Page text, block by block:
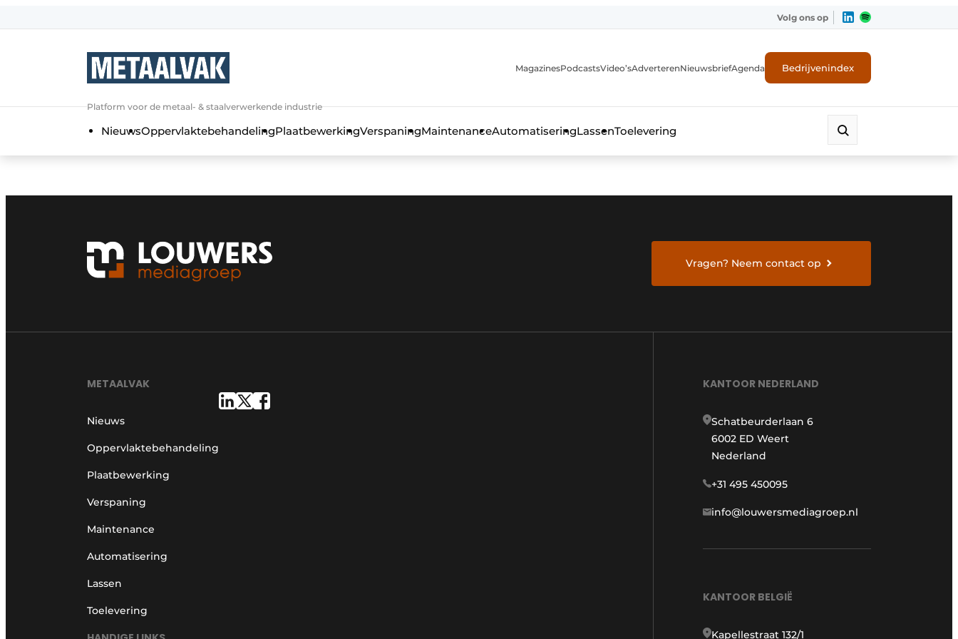
Algemene voorwaarden
Direct contact
Nieuwsbrief
Vacature aanmelden
Video’s
Volg ons op
Platform voor de metaal- & staalverwerkende industrie
MagazinesPodcastsVideo’sAdverterenNieuwsbriefAgenda Bedrijvenindex
NieuwsOppervlaktebehandelingPlaatbewerkingVerspaningMaintenanceAutomatiseringLassenToelevering
Vragen? Neem contact op
METAALVAK
Nieuws
Oppervlaktebehandeling
Plaatbewerking
Verspaning
Maintenance
Automatisering
Lassen
Toelevering
KANTOOR NEDERLAND
Schatbeurderlaan 6
6002 ED Weert
Nederland
+31 495 450095
info@louwersmediagroep.nl
KANTOOR BELGIË
Kapellestraat 132/1